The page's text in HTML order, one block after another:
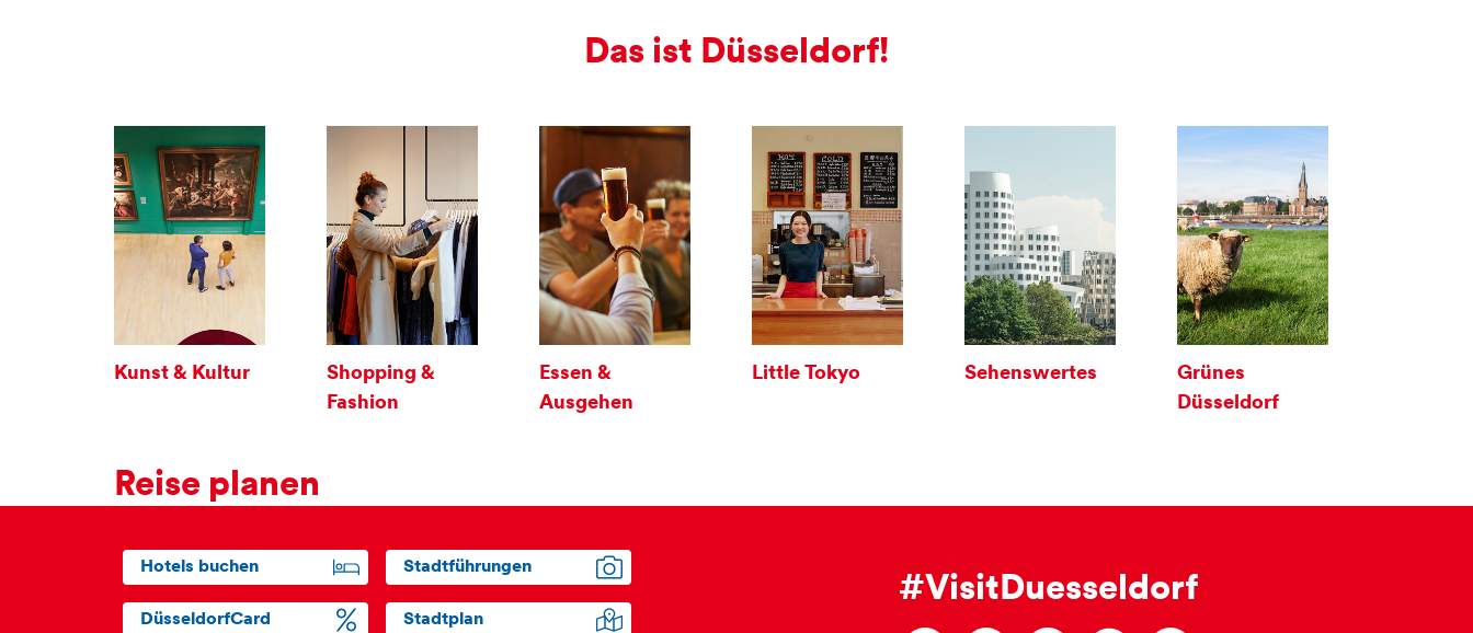
Das ist Düsseldorf!
Kunst & Kultur
Shopping &
Fashion
Essen &
Ausgehen
Little Tokyo Sehenswertes
Grünes
Düsseldorf
Reise planen
Hotels buchen Stadtführungen
DüsseldorfCard Stadtplan
#VisitDuesseldorf